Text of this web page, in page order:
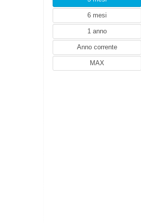
ZAR (Rand sudafricano)
TRY (Lira turca)
PLN (Zloty polacco)
MYR (Ringgit malese)
NOK (Corona norvegese)